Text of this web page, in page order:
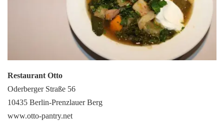
Restaurant Otto
Oderberger Straße 56
10435 Berlin-Prenzlauer Berg
www.otto-pantry.net